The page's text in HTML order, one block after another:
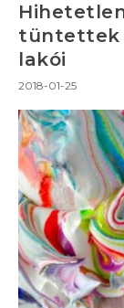
tüntettek
lakói
2018-01-25